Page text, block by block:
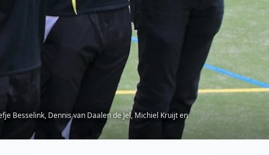
Besselink, Dennis van Daalen de Jel, Michiel Kruijt en